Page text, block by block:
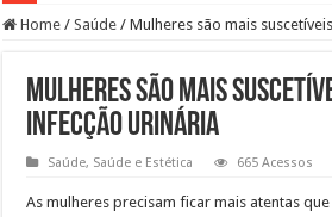
Home / Saúde / Mulheres são mais
Mulheres são mais
infecção urinária
Saúde, Saúde e Estética 665 Acessos
As mulheres precisam ficar mais atentas